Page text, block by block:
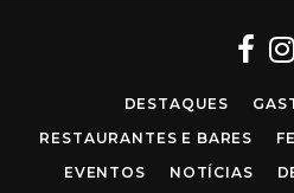
DESTAQUES
RESTAURANTES E BARES
EVENTOS
NOTÍCIAS